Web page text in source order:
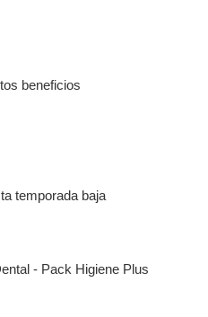
beneficios
temporada baja
- Pack Higiene Plus